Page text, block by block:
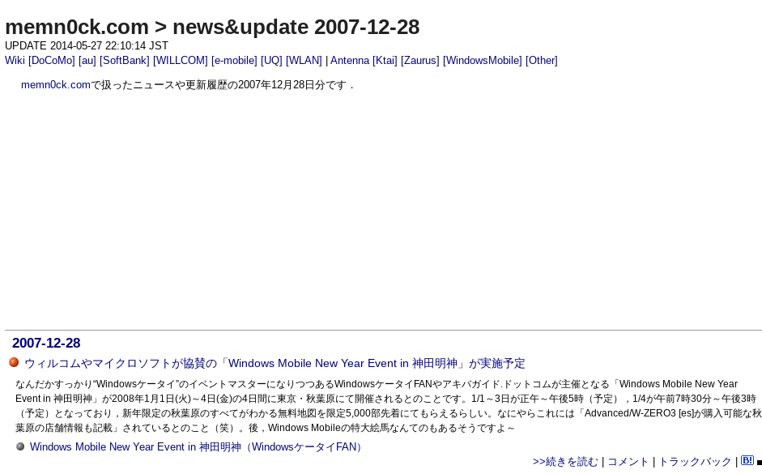
memn0ck.com > news&update 2007-12-28
UPDATE 2014-05-27 22:10:14 JST
Wiki [DoCoMo] [au] [SoftBank] [WILLCOM] [e-mobile] [UQ] [WLAN] |Antenna [Ktai] [Zaurus] [WindowsMobile] [Other]
memn0ck.comで扱ったニュースや更新履歴の2007年12月28日分です．
2007-12-28
ウィルコムやマイクロソフトが協賛の「Windows Mobile New Year Event in 神田明神」が実施予定
なんだかすっかり“Windowsケータイ”のイベントマスターになりつつあるWindowsケータイFANやアキバガイド.ドットコムが主催となる「Windows Mobile New Year
Event in 神田明神」が2008年1月1日(火)～4日(金)の4日間に東京・秋葉原にて開催されるとのことです。1/1～3日が正午～午後5時（予定），1/4が午前7時30分～午後3時
（予定）となっており，新年限定の秋葉原のすべてがわかる無料地図を限定5,000部先着にてもらえるらしい。なにやらこれには「Advanced/W-ZERO3 [es]が購入可能な秋
葉原の店舗情報も記載」されているとのこと（笑）。後，Windows Mobileの特大絵馬なんてのもあるそうですよ～
Windows Mobile New Year Event in 神田明神（WindowsケータイFAN）
>>続きを読む | コメント | トラックバック |